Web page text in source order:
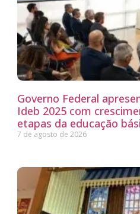
Governo Federal
Ideb 2025 com
etapas da educação
7 de agosto de 2026